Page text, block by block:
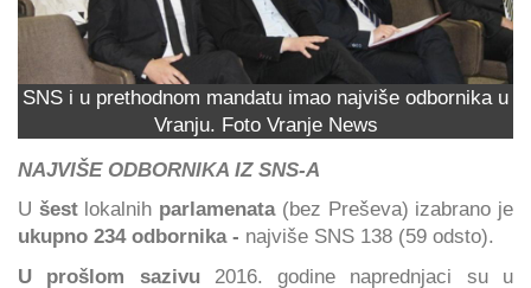
SNS i u prethodnom mandatu imao najviše odbornika u
Vranju. Foto Vranje News
NAJVIŠE ODBORNIKA IZ SNS-A
U šest lokalnih parlamenata(bez Preševa) izabrano je
ukupno 234 odbornika - najviše SNS 138 (59 odsto).
U prošlom sazivu2016. godine naprednjaci su u